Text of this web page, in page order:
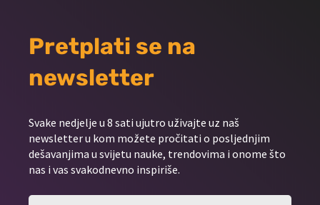
Pretplati se na
newsletter
Svake nedjelje u 8 sati ujutro uživajte uz naš
newsletter u kom možete pročitati o posljednjim
dešavanjima u svijetu nauke, trendovima i onome što
nas i vas svakodnevno inspiriše.